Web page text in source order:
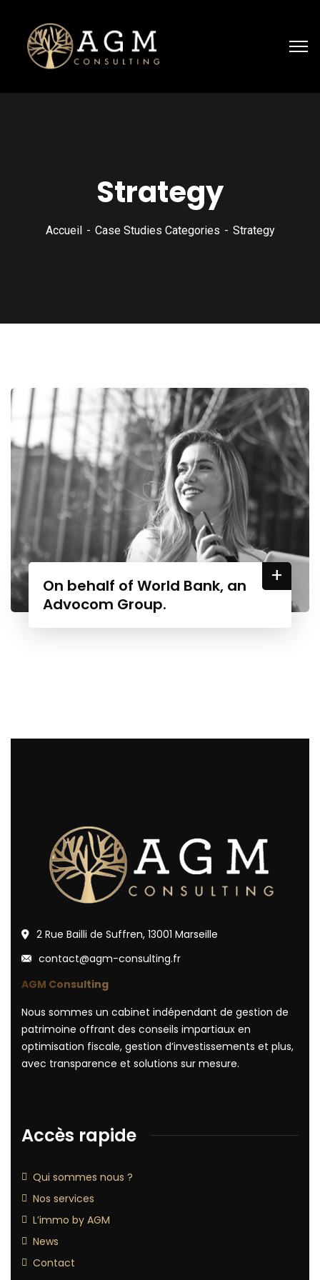
Strategy
Accueil Case Studies Categories Strategy
On behalf of World Bank, an
Advocom Group.
+
2 Rue Bailli de Suffren, 13001 Marseille
contact@agm-consulting.fr
AGM Consulting
Nous sommes un cabinet indépendant de gestion de
patrimoine offrant des conseils impartiaux en
optimisation fiscale, gestion d’investissements et plus,
avec transparence et solutions sur mesure.
Accès rapide
Qui sommes nous ?
Nos services
L’immo by AGM
News
Contact